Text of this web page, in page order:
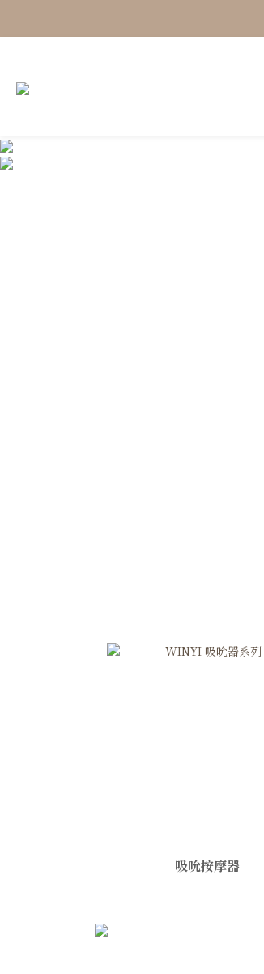
吸吮按摩器